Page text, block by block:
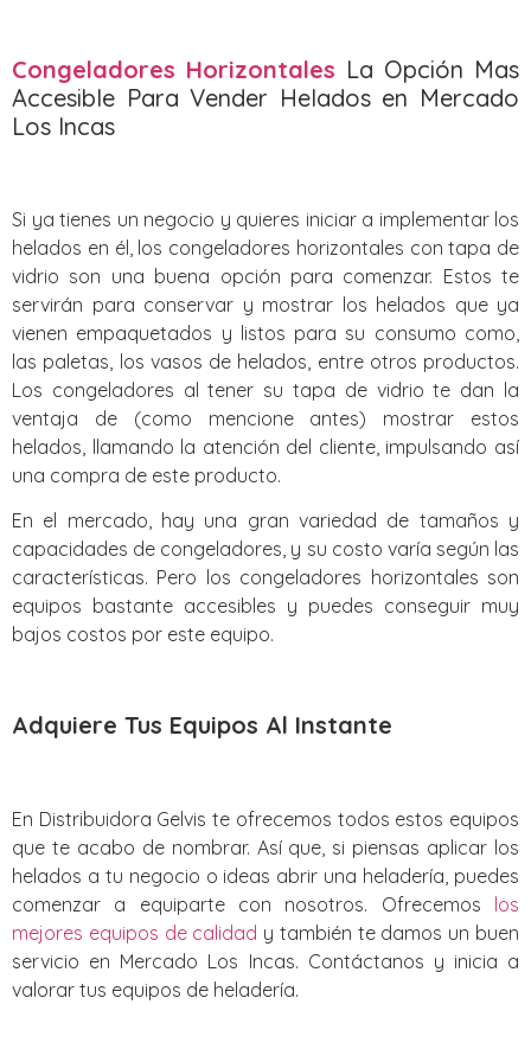
Congeladores Horizontales La Opción Mas
Accesible Para Vender Helados en Mercado
Los Incas
Si ya tienes un negocio y quieres iniciar a implementar los
helados en él, los congeladores horizontales con tapa de
vidrio son una buena opción para comenzar. Estos te
servirán para conservar y mostrar los helados que ya
vienen empaquetados y listos para su consumo como,
las paletas, los vasos de helados, entre otros productos.
Los congeladores al tener su tapa de vidrio te dan la
ventaja de (como mencione antes) mostrar estos
helados, llamando la atención del cliente, impulsando así
una compra de este producto.
En el mercado, hay una gran variedad de tamaños y
capacidades de congeladores, y su costo varía según las
características. Pero los congeladores horizontales son
equipos bastante accesibles y puedes conseguir muy
bajos costos por este equipo.
Adquiere Tus Equipos Al Instante
En Distribuidora Gelvis te ofrecemos todos estos equipos
que te acabo de nombrar. Así que, si piensas aplicar los
helados a tu negocio o ideas abrir una heladería, puedes
comenzar a equiparte con nosotros. Ofrecemos los
mejores equipos de calidad y también te damos un buen
servicio en Mercado Los Incas. Contáctanos y inicia a
valorar tus equipos de heladería.